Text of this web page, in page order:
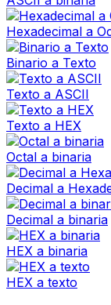
Hexadecimal a
Binario a Texto
Texto a ASCII
Texto a HEX
Octal a binaria
Decimal a
Decimal a binaria
HEX a binaria
HEX a texto